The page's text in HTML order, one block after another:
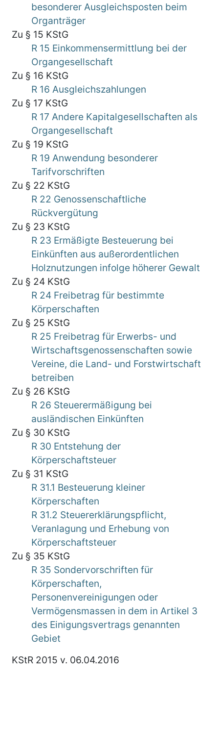
besonderer Ausgleichsposten beim
Organträger
Zu § 15 KStG
R 15 Einkommensermittlung bei der
Organgesellschaft
Zu § 16 KStG
R 16 Ausgleichszahlungen
Zu § 17 KStG
R 17 Andere Kapitalgesellschaften als
Organgesellschaft
Zu § 19 KStG
R 19 Anwendung besonderer
Tarifvorschriften
Zu § 22 KStG
R 22 Genossenschaftliche
Rückvergütung
Zu § 23 KStG
R 23 Ermäßigte Besteuerung bei
Einkünften aus außerordentlichen
Holznutzungen infolge höherer Gewalt
Zu § 24 KStG
R 24 Freibetrag für bestimmte
Körperschaften
Zu § 25 KStG
R 25 Freibetrag für Erwerbs- und
Wirtschaftsgenossenschaften sowie
Vereine, die Land- und Forstwirtschaft
betreiben
Zu § 26 KStG
R 26 Steuerermäßigung bei
ausländischen Einkünften
Zu § 30 KStG
R 30 Entstehung der
Körperschaftsteuer
Zu § 31 KStG
R 31.1 Besteuerung kleiner
Körperschaften
R 31.2 Steuererklärungspflicht,
Veranlagung und Erhebung von
Körperschaftsteuer
Zu § 35 KStG
R 35 Sondervorschriften für
Körperschaften,
Personenvereinigungen oder
Vermögensmassen in dem in Artikel 3
des Einigungsvertrags genannten
Gebiet
KStR 2015 v. 06.04.2016